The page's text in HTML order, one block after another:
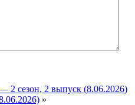
2 сезон, 2 выпуск (8.06.2026)
»